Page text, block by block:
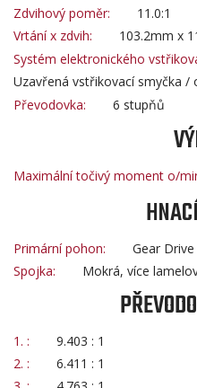
Zdvihový poměr:
11.0:1
Vrtání x zdvih:
103.2mm x
Systém elektronického
Uzavřená vstřikovací smyčka
Převodovka:
6 stupňů
Maximální točivý moment o/
Primární pohon:
Gear
Spojka:
Mokrá, více
1. :
9.403 : 1
2. :
6.411 : 1